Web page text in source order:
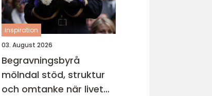
inspiration
03. August 2026
Begravningsbyrå
mölndal stöd, struktur
och omtanke när livet